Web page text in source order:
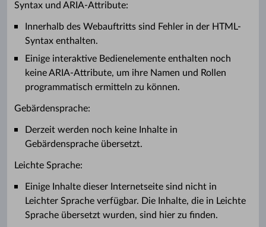
Syntax und ARIA-Attribute:
Innerhalb des Webauftritts sind Fehler in der HTML-
Syntax enthalten.
Einige interaktive Bedienelemente enthalten noch
keine ARIA-Attribute, um ihre Namen und Rollen
programmatisch ermitteln zu können.
Gebärdensprache:
Derzeit werden noch keine Inhalte in
Gebärdensprache übersetzt.
Leichte Sprache:
Einige Inhalte dieser Internetseite sind nicht in
Leichter Sprache verfügbar. Die Inhalte, die in Leichte
Sprache übersetzt wurden, sind hier zu finden.